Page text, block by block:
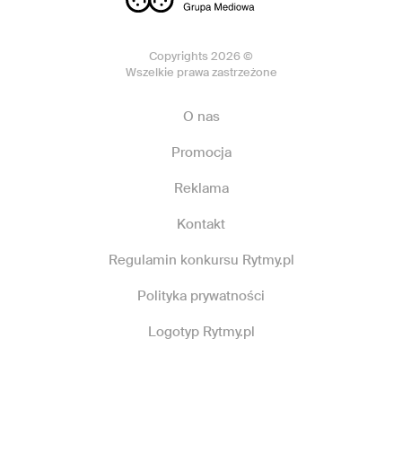
Copyrights 2026 ©
Wszelkie prawa zastrzeżone
O nas
Promocja
Reklama
Kontakt
Regulamin konkursu Rytmy.pl
Polityka prywatności
Logotyp Rytmy.pl